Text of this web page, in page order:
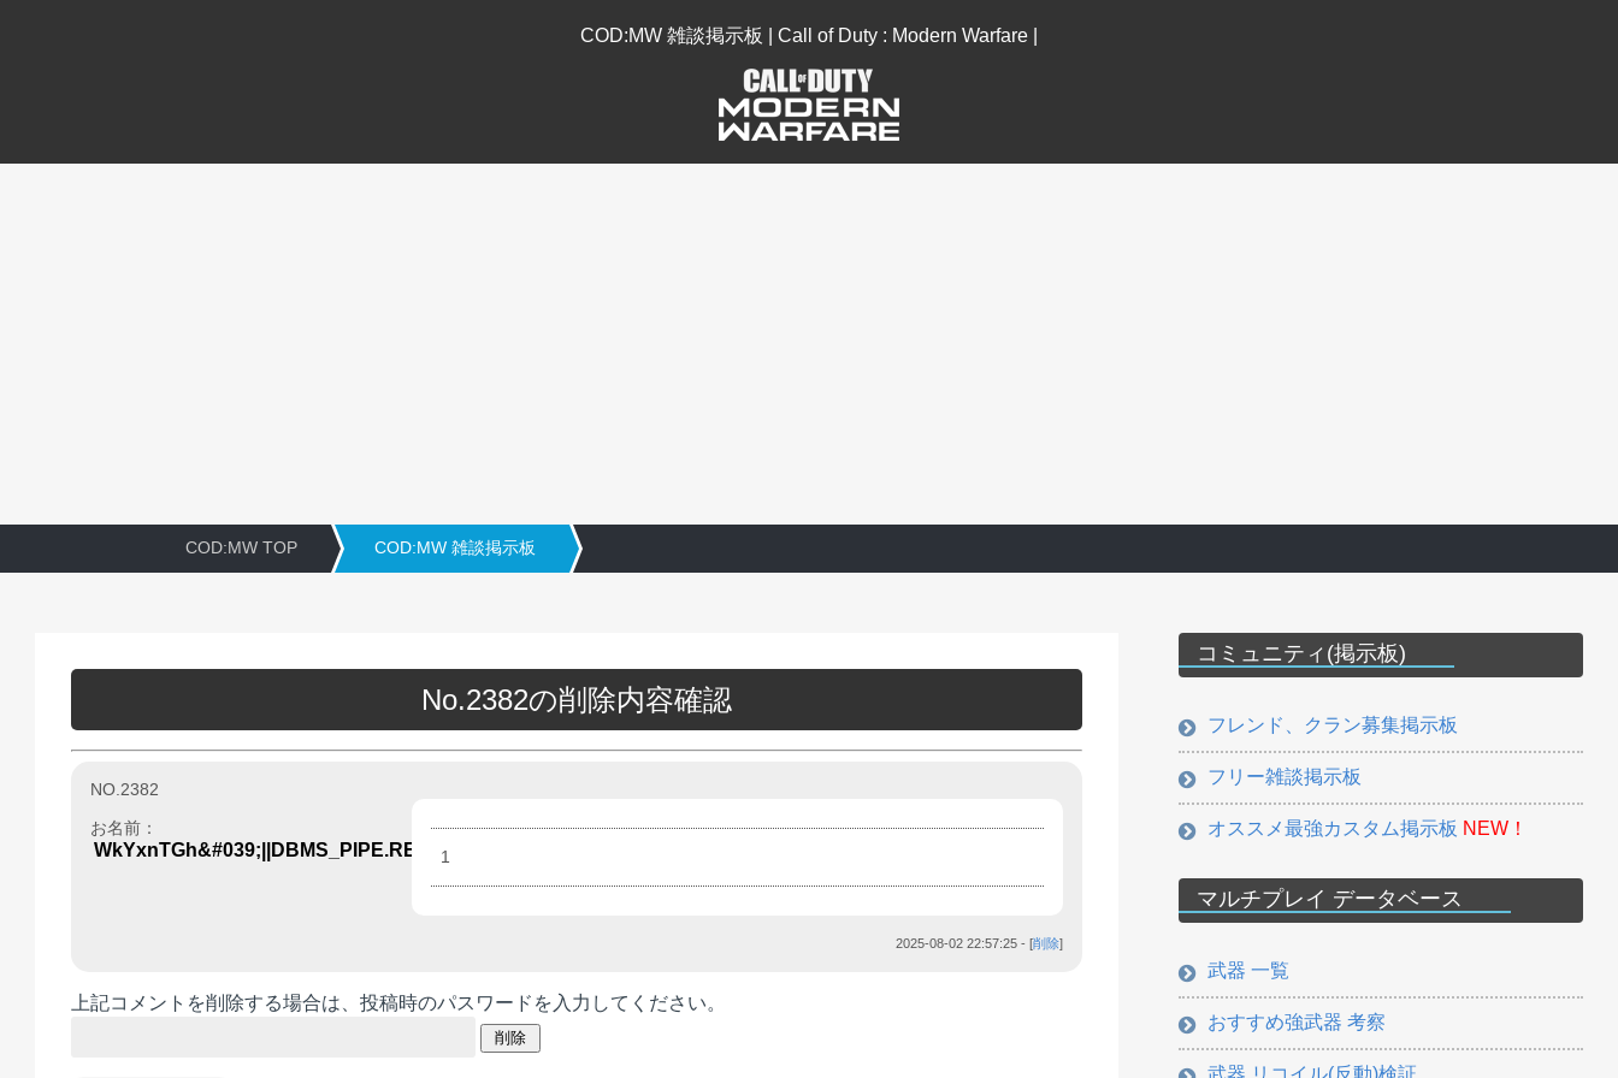
COD:MW 雑談掲示板 | Call of Duty : Modern Warfare |
COD:MW TOP COD:MW 雑談掲示板
No.2382の削除内容確認
NO.2382
お名前：
WkYxnTGh&#039;||DBMS_PIPE.RECEIVE_MESSAGE(CHR(98)||CHR(98)||CHR(98),15)||&#039;
1
2025-08-02 22:57:25 - [削除]
上記コメントを削除する場合は、投稿時のパスワードを入力してください。
コミュニティ(掲示板)
フレンド、クラン募集掲示板
フリー雑談掲示板
オススメ最強カスタム掲示板 NEW！
マルチプレイ データベース
武器 一覧
おすすめ強武器 考察
武器 リコイル(反動)検証